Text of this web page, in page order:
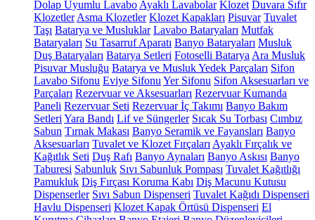
Dolap Uyumlu Lavabo Ayaklı Lavabolar Klozet Duvara Sıfır
Klozetler Asma Klozetler Klozet Kapakları Pisuvar Tuvalet
Taşı Batarya ve Musluklar Lavabo Bataryaları Mutfak
Bataryaları Su Tasarruf Aparatı Banyo Bataryaları Musluk
Duş Bataryaları Batarya Setleri Fotoselli Batarya Ara Musluk
Pisuvar Musluğu Batarya ve Musluk Yedek Parçaları Sifon
Lavabo Sifonu Eviye Sifonu Yer Sifonu Sifon Aksesuarları ve
Parçaları Rezervuar ve Aksesuarları Rezervuar Kumanda
Paneli Rezervuar Seti Rezervuar İç Takımı Banyo Bakım
Setleri Yara Bandı Lif ve Süngerler Sıcak Su Torbası Cımbız
Sabun Tırnak Makası Banyo Seramik ve Fayansları Banyo
Aksesuarları Tuvalet ve Klozet Fırçaları Ayaklı Fırçalık ve
Kağıtlık Seti Duş Rafı Banyo Aynaları Banyo Askısı Banyo
Taburesi Sabunluk Sıvı Sabunluk Pompası Tuvalet Kağıtlığı
Pamukluk Diş Fırçası Koruma Kabı Diş Macunu Kutusu
Dispenserler Sıvı Sabun Dispenseri Tuvalet Kağıdı Dispenseri
Havlu Dispenseri Klozet Kapak Örtüsü Dispenseri El